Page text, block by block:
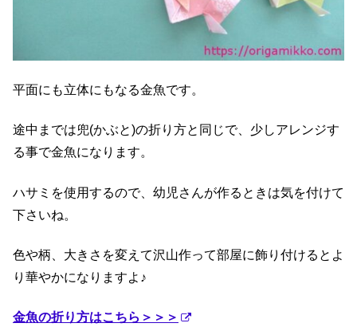
平面にも立体にもなる金魚です。
途中までは兜(かぶと)の折り方と同じで、少しアレンジす
る事で金魚になります。
ハサミを使用するので、幼児さんが作るときは気を付けて
下さいね。
色や柄、大きさを変えて沢山作って部屋に飾り付けるとよ
り華やかになりますよ♪
金魚の折り方はこちら＞＞＞